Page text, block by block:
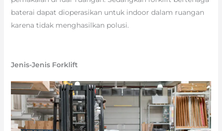
baterai dapat dioperasikan untuk indoor dalam ruangan
karena tidak menghasilkan polusi.
Jenis-Jenis Forklift